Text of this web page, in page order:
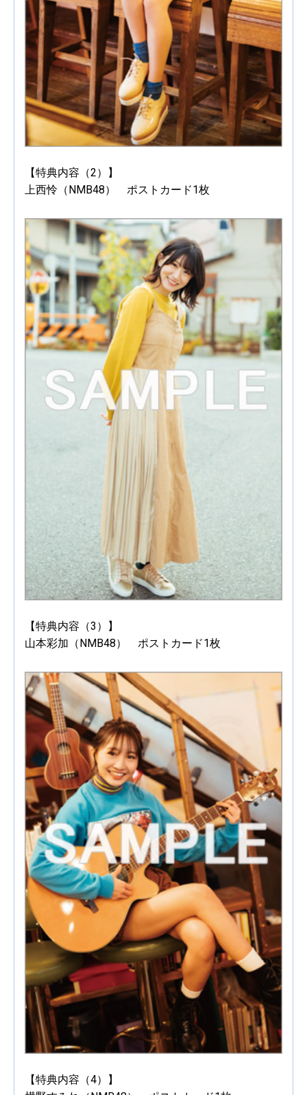
【特典内容（2）】
上西怜（NMB48） ポストカード1枚
【特典内容（3）】
山本彩加（NMB48） ポストカード1枚
【特典内容（4）】